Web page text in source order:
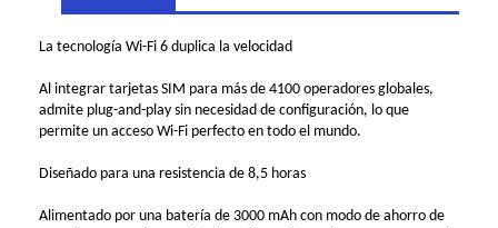
La tecnología Wi-Fi 6 duplica la velocidad
Al integrar tarjetas SIM para más de 4100 operadores globales,
admite plug-and-play sin necesidad de configuración, lo que
permite un acceso Wi-Fi perfecto en todo el mundo.
Diseñado para una resistencia de 8,5 horas
Alimentado por una batería de 3000 mAh con modo de ahorro de